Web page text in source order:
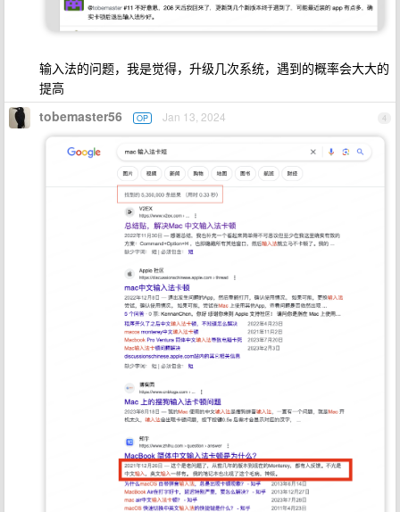
输入法的问题，我是觉得，升级几次系统，遇到的概率会大大的
提高
4
tobemaster56 OP Jan 13, 2024